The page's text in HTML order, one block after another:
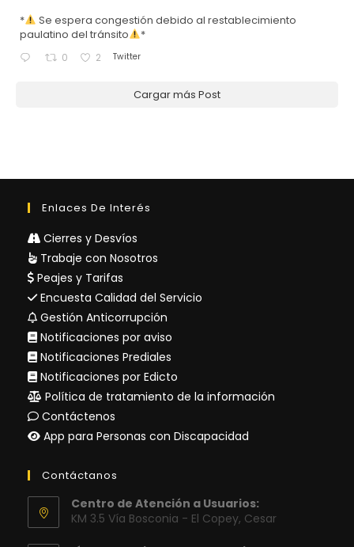
*
Se espera congestión debido al restablecimiento
paulatino del tránsito
*
0 2 Twitter
Cargar más Post
Enlaces De Interés
Cierres y Desvíos
Trabaje con Nosotros
Peajes y Tarifas
Encuesta Calidad del Servicio
Gestión Anticorrupción
Notificaciones por aviso
Notificaciones Prediales
Notificaciones por Edicto
Política de tratamiento de la información
Contáctenos
App para Personas con Discapacidad
Contáctanos
Centro de Atención a Usuarios:
KM 3.5 Vía Bosconia - El Copey, Cesar